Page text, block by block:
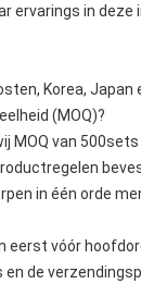
ervarings in
Korea, Japan
(MOQ)?
MOQ van
in één orde
eerst vóór
de